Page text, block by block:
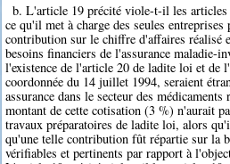
b. L'article 19 précité viole-t-il les
ce qu'il met à charge des seules
contribution sur le chiffre d'affaires réalisé
besoins financiers de l'assurance maladie-
l'existence de l'article 20 de ladite loi et de
coordonnée du 14 juillet 1994, seraient
assurance dans le secteur des
montant de cette cotisation (3 %) n'aurait
travaux préparatoires de ladite loi, alors
qu'une telle contribution fût répartie sur la
vérifiables et pertinents par rapport à